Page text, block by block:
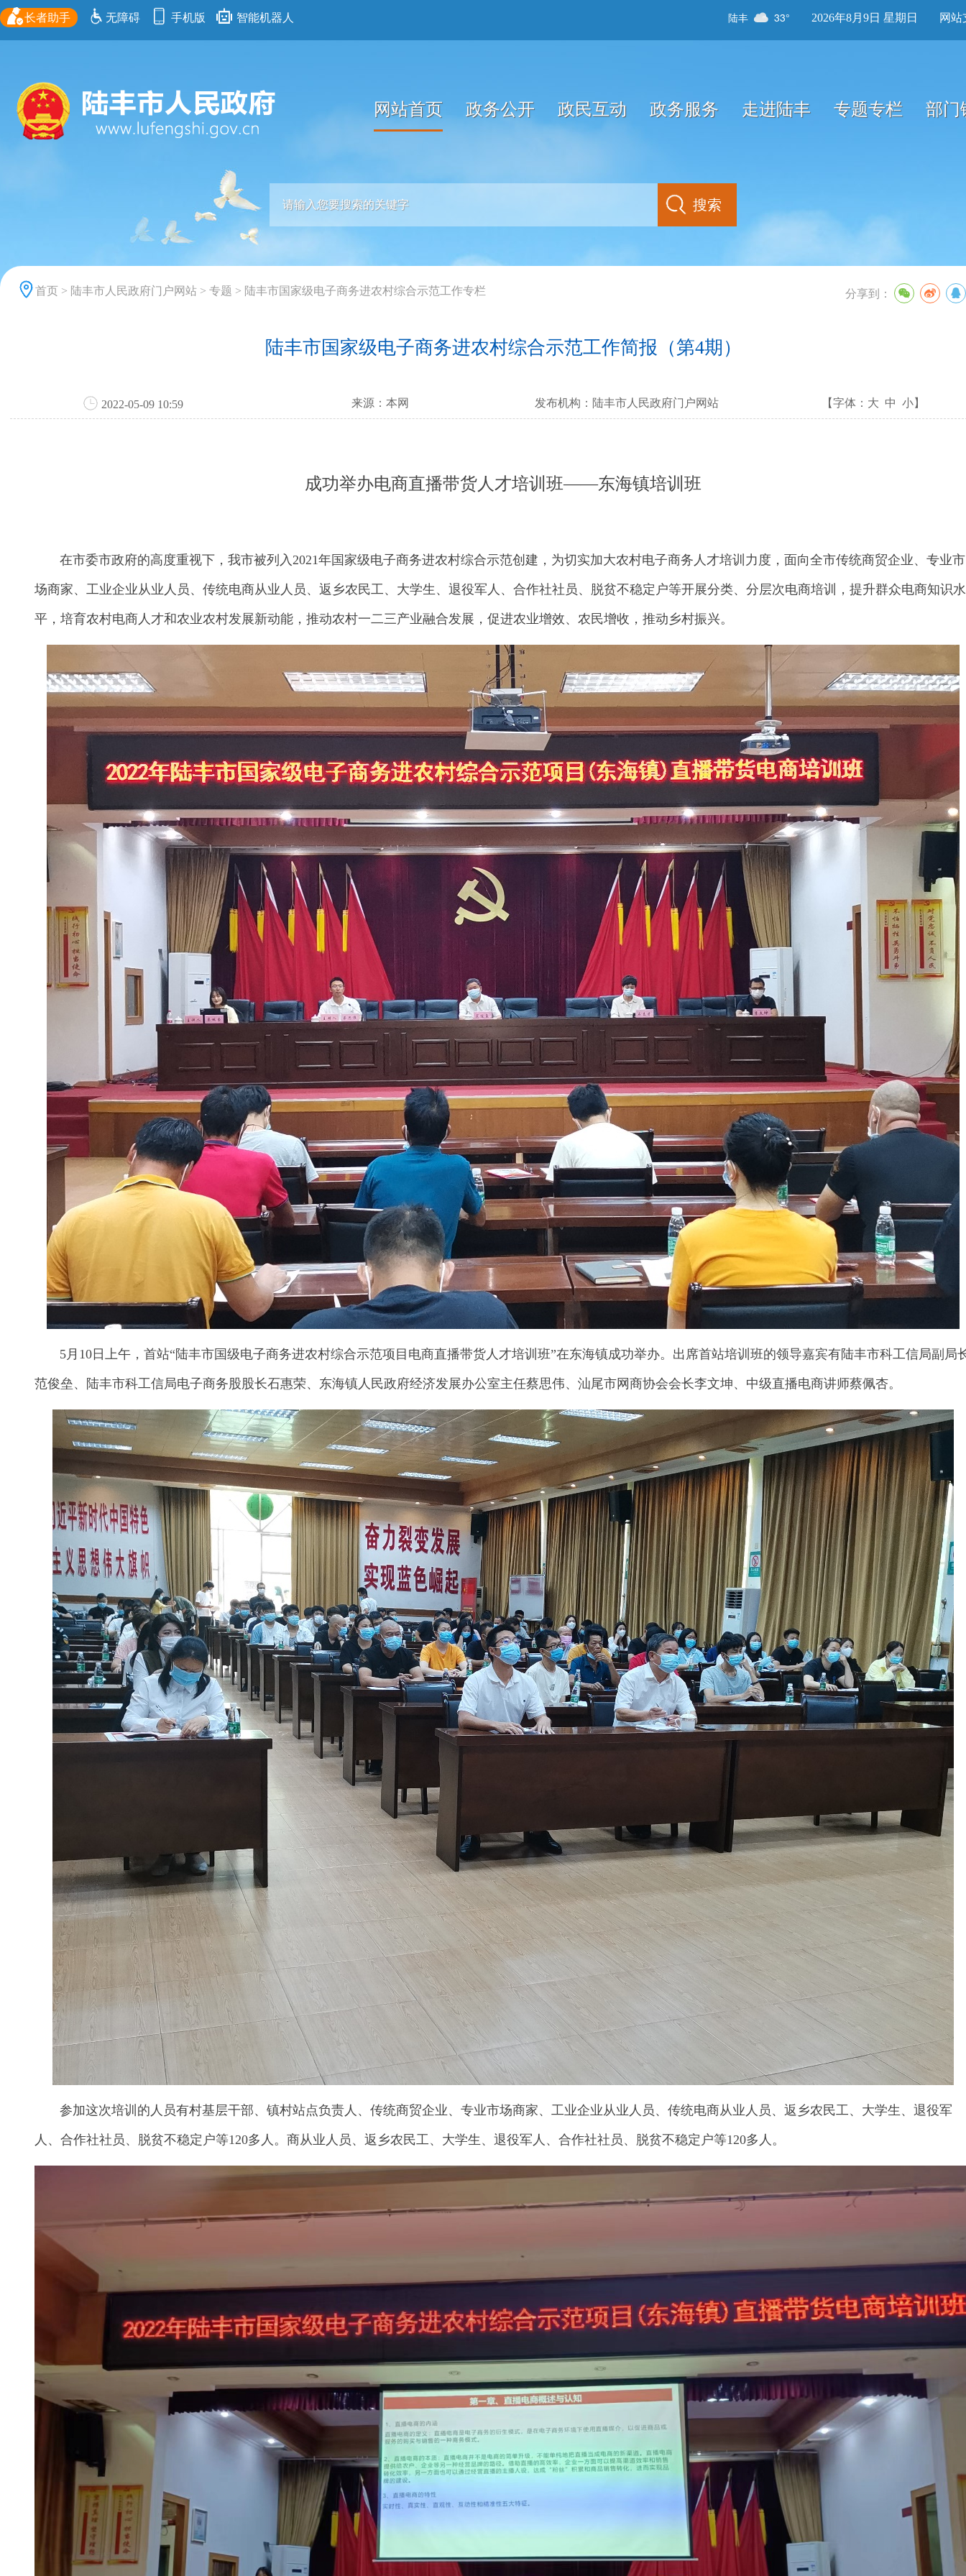
长者助手 无障碍 手机版 智能机器人 陆丰 33° 2026年8月9日 星期日 网站
网站首页 政务公开 政民互动 政务服务 走进陆丰 专题专栏 部门
首页 > 陆丰市人民政府门户网站 > 专题 > 陆丰市国家级电子商务进农村综合示范工作专栏 分享到：
陆丰市国家级电子商务进农村综合示范工作简报（第4期）
2022-05-09 10:59 来源： 本网 发布机构： 陆丰市人民政府门户网站 【字体： 大 中 小】
成功举办电商直播带货人才培训班——东海镇培训班
在市委市政府的高度重视下，我市被列入2021年国家级电子商务进农村综合示范创建，为切实加大农村电子商务人才培训力度，面向全市传统商贸企业、专业市
场商家、工业企业从业人员、传统电商从业人员、返乡农民工、大学生、退役军人、合作社社员、脱贫不稳定户等开展分类、分层次电商培训，提升群众电商知识水
平，培育农村电商人才和农业农村发展新动能，推动农村一二三产业融合发展，促进农业增效、农民增收，推动乡村振兴。
5月10日上午，首站“陆丰市国级电子商务进农村综合示范项目电商直播带货人才培训班”在东海镇成功举办。出席首站培训班的领导嘉宾有陆丰市科工信局副局
范俊垒、陆丰市科工信局电子商务股股长石惠荣、东海镇人民政府经济发展办公室主任蔡思伟、汕尾市网商协会会长李文坤、中级直播电商讲师蔡佩杏。
参加这次培训的人员有村基层干部、镇村站点负责人、传统商贸企业、专业市场商家、工业企业从业人员、传统电商从业人员、返乡农民工、大学生、退役军
人、合作社社员、脱贫不稳定户等120多人。商从业人员、返乡农民工、大学生、退役军人、合作社社员、脱贫不稳定户等120多人。